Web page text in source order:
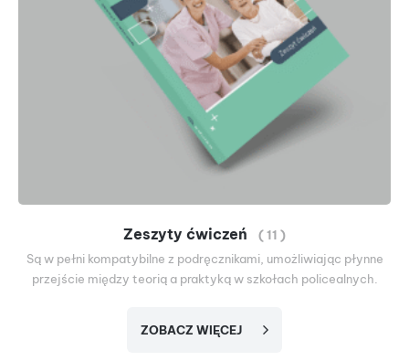
Zeszyty ćwiczeń
( 11 )
Są w pełni kompatybilne z podręcznikami, umożliwiając płynne
przejście między teorią a praktyką w szkołach policealnych.
ZOBACZ WIĘCEJ